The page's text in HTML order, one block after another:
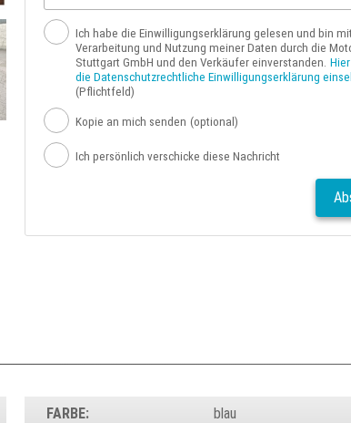
Ich habe die Einwilligungserklärung gelesen und bin
Verarbeitung und Nutzung meiner Daten durch die
Stuttgart GmbH und den Verkäufer einverstanden.
die Datenschutzrechtliche Einwilligungserklärung
(Pflichtfeld)
Kopie an mich senden (optional)
Ich persönlich verschicke diese Nachricht
FARBE: blau